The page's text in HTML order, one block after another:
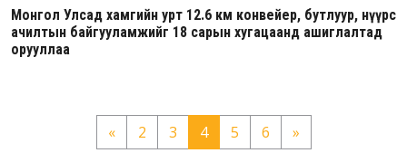
Монгол Улсад хамгийн урт 12.6 км конвейер, бутлуур, нүүрс
ачилтын байгууламжийг 18 сарын хугацаанд ашиглалтад
орууллаа
« 2 3 4 5 6 »